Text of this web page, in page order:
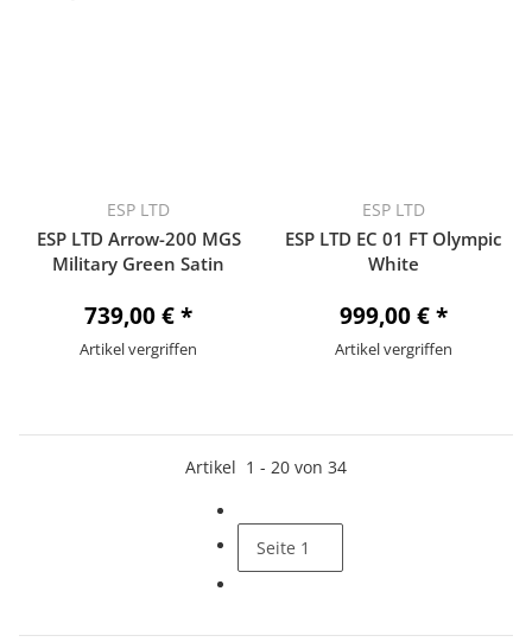
ESP LTD
ESP LTD Arrow-200 MGS
Military Green Satin
739,00 €*
Artikel vergriffen
ESP LTD
ESP LTD EC 01 FT Olympic
White
999,00 €*
Artikel vergriffen
Artikel 1 - 20 von 34
Seite 1